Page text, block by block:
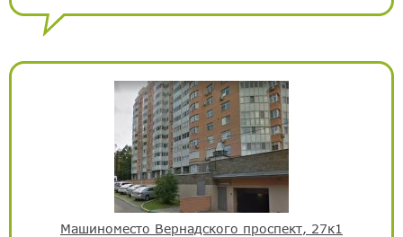
Машиноместо Вернадского проспект, 27к1